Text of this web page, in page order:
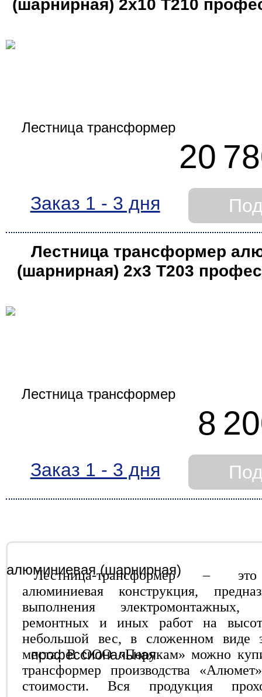
(шарнирная) 2х10 T210
20
Заказ 1 - 3 дня
Лестница трансформер
(шарнирная) 2х3 T203
8
Заказ 1 - 3 дня
Лестница-трансформер – это
алюминиевая конструкция,
выполнения электромонтажных,
ремонтных и иных работ на
небольшой вес, в сложенном виде
места. В ООО «Порукам» можно
трансформер производства
стоимости. Вся продукция